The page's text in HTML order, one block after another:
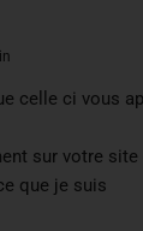
celle ci vous
sur votre site
que je suis